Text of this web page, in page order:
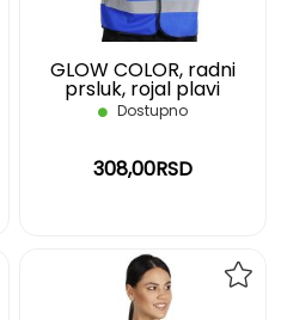
GLOW COLOR, radni
prsluk, rojal plavi
Dostupno
308,00RSD